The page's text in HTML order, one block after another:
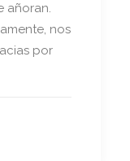
añoran.
nos
por